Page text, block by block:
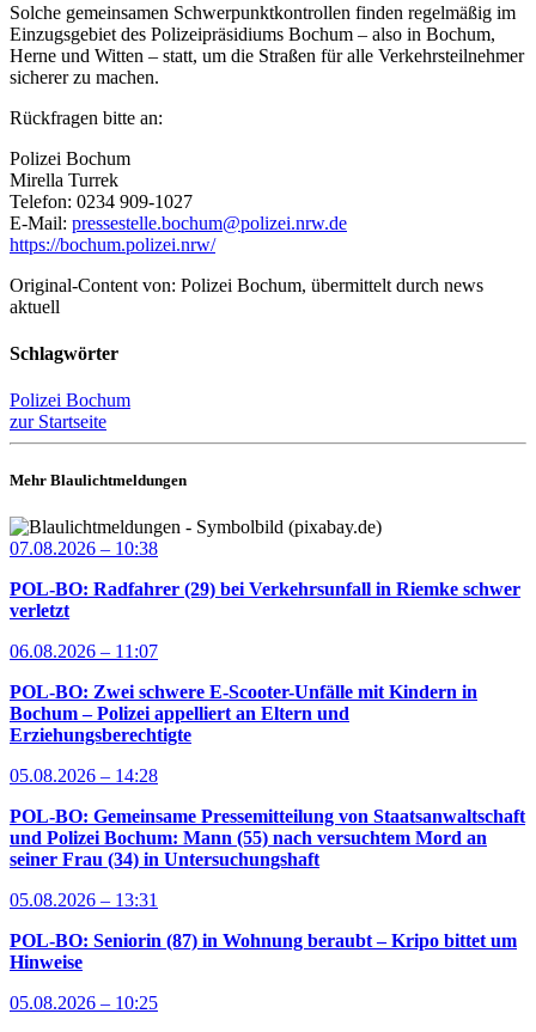
Solche gemeinsamen Schwerpunktkontrollen finden regelmäßig im
Einzugsgebiet des Polizeipräsidiums Bochum – also in Bochum,
Herne und Witten – statt, um die Straßen für alle Verkehrsteilnehmer
sicherer zu machen.
Rückfragen bitte an:
Polizei Bochum
Mirella Turrek
Telefon: 0234 909-1027
E-Mail: pressestelle.bochum@polizei.nrw.de
https://bochum.polizei.nrw/
Original-Content von: Polizei Bochum, übermittelt durch news
aktuell
Schlagwörter
Polizei Bochum
zur Startseite
Mehr Blaulichtmeldungen
07.08.2026 – 10:38
POL-BO: Radfahrer (29) bei Verkehrsunfall in Riemke schwer
verletzt
06.08.2026 – 11:07
POL-BO: Zwei schwere E-Scooter-Unfälle mit Kindern in
Bochum – Polizei appelliert an Eltern und
Erziehungsberechtigte
05.08.2026 – 14:28
POL-BO: Gemeinsame Pressemitteilung von Staatsanwaltschaft
und Polizei Bochum: Mann (55) nach versuchtem Mord an
seiner Frau (34) in Untersuchungshaft
05.08.2026 – 13:31
POL-BO: Seniorin (87) in Wohnung beraubt – Kripo bittet um
Hinweise
05.08.2026 – 10:25